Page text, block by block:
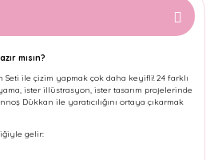
mısın?
Seti ile çizim yapmak çok daha keyifli! 24 farklı
ister illüstrasyon, ister tasarım projelerinde
Dükkan ile yaratıcılığını ortaya çıkarmak
gelir: